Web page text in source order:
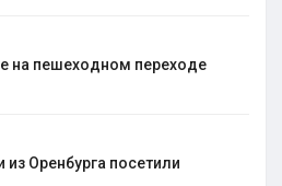
на пешеходном переходе
Оренбурга посетили